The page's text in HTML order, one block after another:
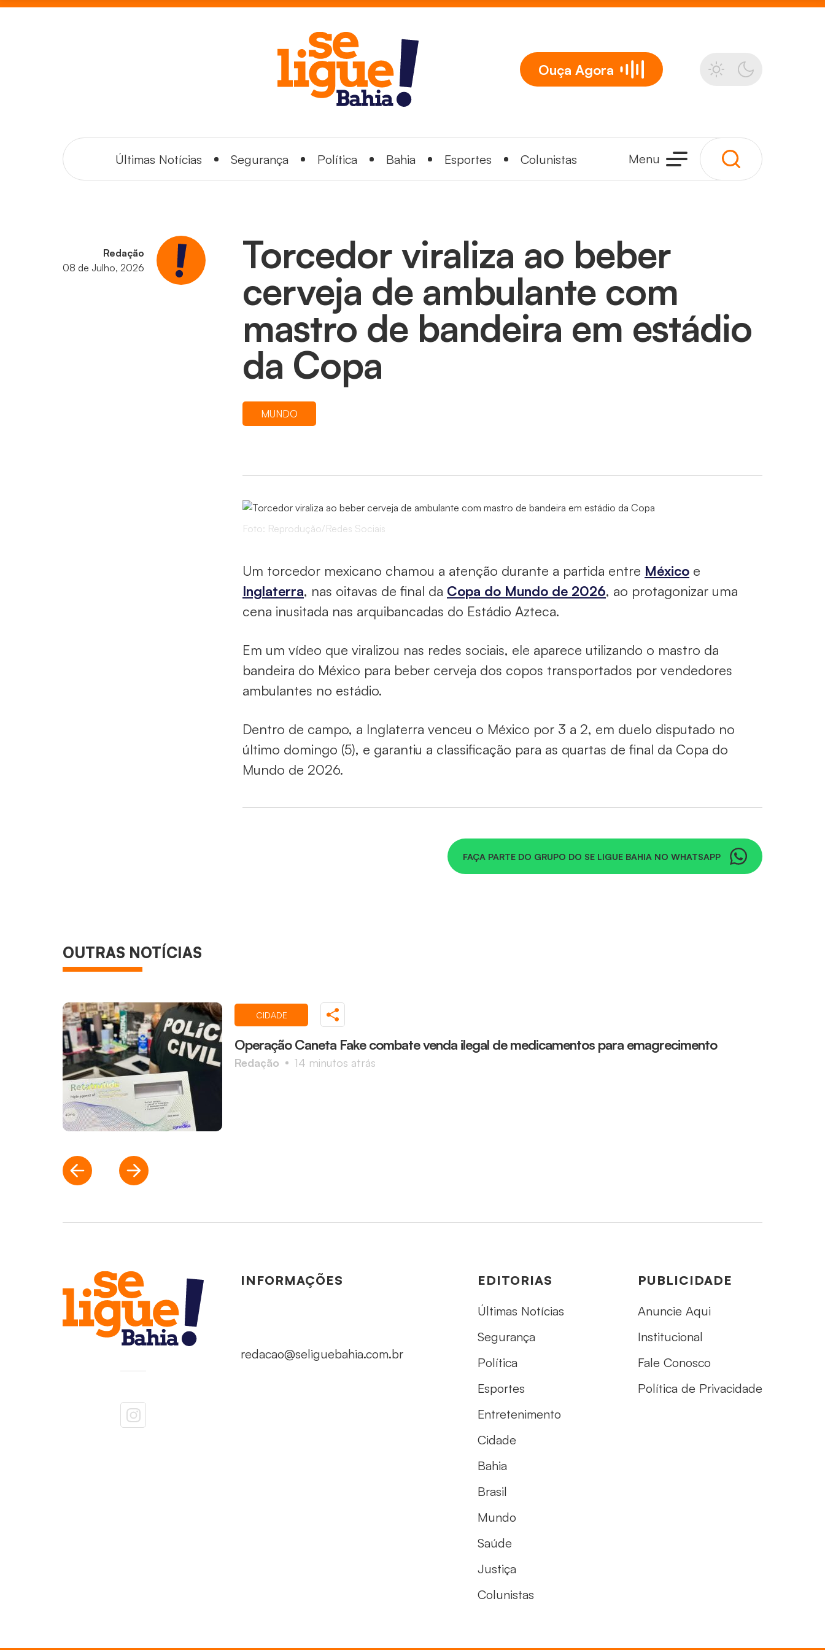
Ouça Agora
Últimas Notícias Segurança Política Bahia Esportes Colunistas Menu
Redação
08 de Julho, 2026
Torcedor viraliza ao beber
cerveja de ambulante com
mastro de bandeira em estádio
da Copa
MUNDO
Foto: Reprodução/Redes Sociais
Um torcedor mexicano chamou a atenção durante a partida entre México e
Inglaterra, nas oitavas de final da Copa do Mundo de 2026, ao protagonizar uma
cena inusitada nas arquibancadas do Estádio Azteca.
Em um vídeo que viralizou nas redes sociais, ele aparece utilizando o mastro da
bandeira do México para beber cerveja dos copos transportados por vendedores
ambulantes no estádio.
Dentro de campo, a Inglaterra venceu o México por 3 a 2, em duelo disputado no
último domingo (5), e garantiu a classificação para as quartas de final da Copa do
Mundo de 2026.
FAÇA PARTE DO GRUPO DO SE LIGUE BAHIA NO WHATSAPP
OUTRAS NOTÍCIAS
CIDADE
Operação Caneta Fake combate venda ilegal de medicamentos para emagrecimento
Redação 14 minutos atrás
INFORMAÇÕES
redacao@seliguebahia.com.br
EDITORIAS
Últimas Notícias
Segurança
Política
Esportes
Entretenimento
Cidade
Bahia
Brasil
Mundo
Saúde
Justiça
Colunistas
PUBLICIDADE
Anuncie Aqui
Institucional
Fale Conosco
Política de Privacidade